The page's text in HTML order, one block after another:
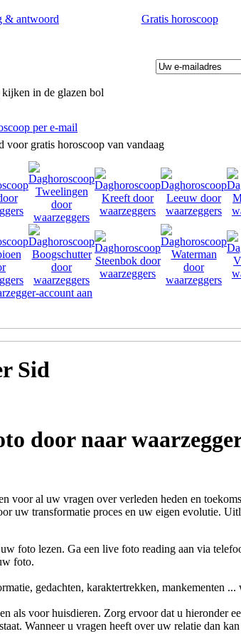
& antwoord Gratis horoscoop
in de glazen bol
per e-mail
voor gratis horoscoop van vandaag
account aan
Sid
door naar
voor al uw vragen over verleden heden en
uw transformatie proces en uw eigen evolutie.
foto lezen. Ga een live foto reading aan via
foto.
gedachten, karaktertrekken, mankementen ...
als voor huisdieren. Zorg ervoor dat u hieronder
Wanneer u vragen heeft over uw relatie dan